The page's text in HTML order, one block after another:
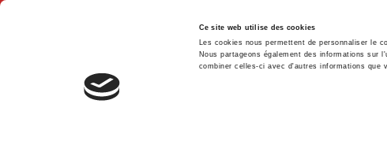
Ce site web utilise des cookies
Les cookies nous permettent de personnaliser le
Nous partageons également des informations
combiner celles-ci avec d'autres informations
Accueil